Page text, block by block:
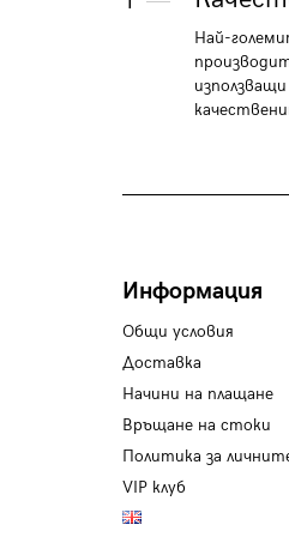
Най-
Информация
Общи условия
Доставка
Начини на плащане
Връщане на стоки
Политика за
VIP клуб